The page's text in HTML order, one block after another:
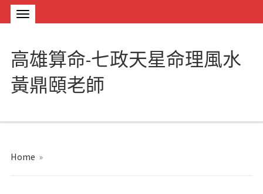
高雄算命-七政天星命理風水
黃鼎頤老師
Home »